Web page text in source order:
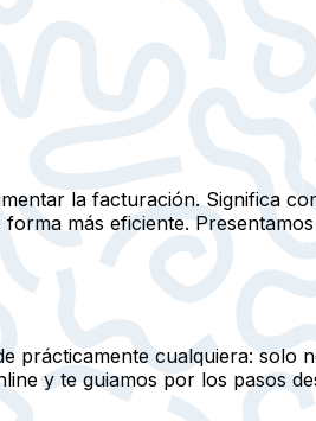
la facturación. Significa
más eficiente.
prácticamente cualquiera: solo
y te guiamos por los pasos